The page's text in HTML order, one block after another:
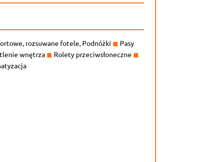
rozsuwane fotele, Podnóżki ◼ Pasy
wnętrza ◼ Rolety przeciwsłoneczne ◼